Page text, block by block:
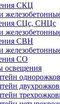
СКЦ
СЦс, СНЦс
СВН
СО
освещения